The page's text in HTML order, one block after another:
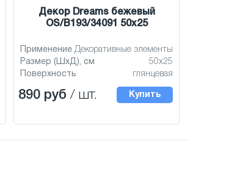
Декор Dreams бежевый
OS/B193/34091 50x25
Применение Декоративные элементы
Размер (ШхД), см
50x25
Поверхность
глянцевая
890 руб / шт. Купить